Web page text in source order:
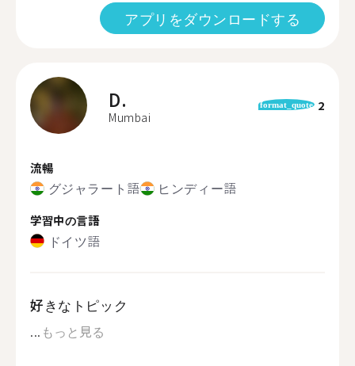
アプリをダウンロードする
D.
Mumbai
format_quote 2
流暢
グジャラート語 ヒンディー語
学習中の言語
ドイツ語
好きなトピック
... もっと見る